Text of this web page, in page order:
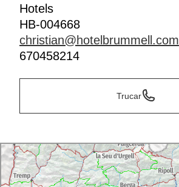
Hotels
HB-004668
christian@hotelbrummell.com
670458214
Trucar